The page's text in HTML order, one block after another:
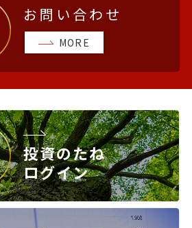
お問い合わせ
MORE
投資のたね
ログイン